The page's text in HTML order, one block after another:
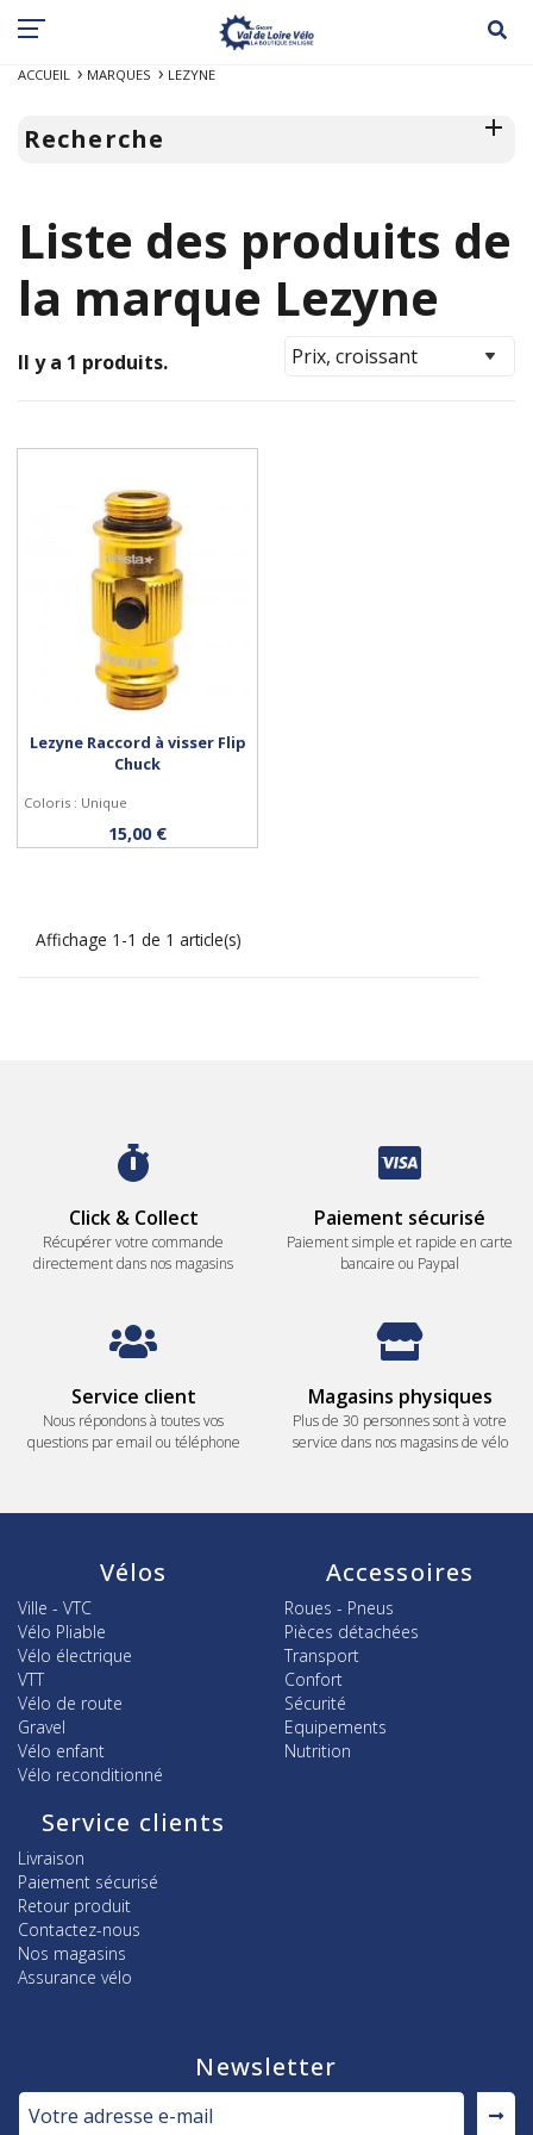
ACCUEIL MARQUES LEZYNE
Recherche
Liste des produits de
la marque Lezyne
Il y a 1 produits.
Acheter
Lezyne Raccord à visser Flip
Chuck
Coloris : Unique
15,00 €
Affichage 1-1 de 1 article(s)
Click & Collect
Récupérer votre commande
directement dans nos magasins
Paiement sécurisé
Paiement simple et rapide en carte
bancaire ou Paypal
Service client
Nous répondons à toutes vos
questions par email ou téléphone
Magasins physiques
Plus de 30 personnes sont à votre
service dans nos magasins de vélo
Vélos
Ville - VTC
Vélo Pliable
Vélo électrique
VTT
Vélo de route
Gravel
Vélo enfant
Vélo reconditionné
Accessoires
Roues - Pneus
Pièces détachées
Transport
Confort
Sécurité
Equipements
Nutrition
Service clients
Livraison
Paiement sécurisé
Retour produit
Contactez-nous
Nos magasins
Assurance vélo
Newsletter